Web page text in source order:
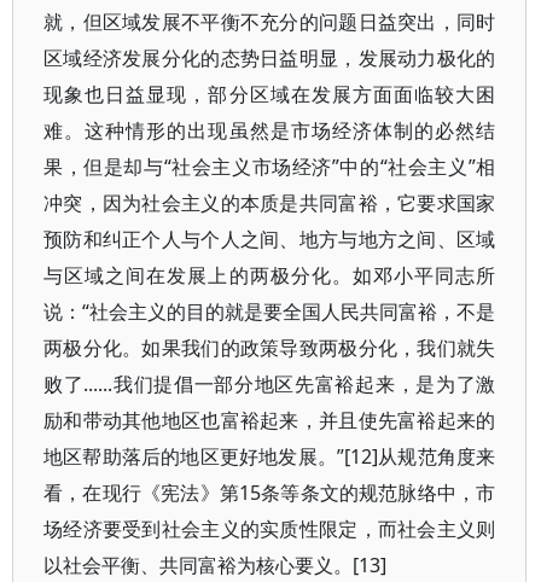
就，但区域发展不平衡不充分的问题日益突出，同时
区域经济发展分化的态势日益明显，发展动力极化的
现象也日益显现，部分区域在发展方面面临较大困
难。这种情形的出现虽然是市场经济体制的必然结
果，但是却与“社会主义市场经济”中的“社会主义”相
冲突，因为社会主义的本质是共同富裕，它要求国家
预防和纠正个人与个人之间、地方与地方之间、区域
与区域之间在发展上的两极分化。如邓小平同志所
说：“社会主义的目的就是要全国人民共同富裕，不是
两极分化。如果我们的政策导致两极分化，我们就失
败了......我们提倡一部分地区先富裕起来，是为了激
励和带动其他地区也富裕起来，并且使先富裕起来的
地区帮助落后的地区更好地发展。”[12]从规范角度来
看，在现行《宪法》第15条等条文的规范脉络中，市
场经济要受到社会主义的实质性限定，而社会主义则
以社会平衡、共同富裕为核心要义。[13]